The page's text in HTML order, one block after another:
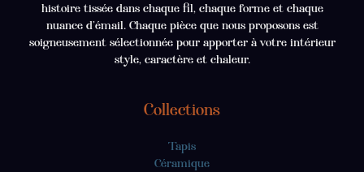
histoire tissée dans chaque fil, chaque forme et chaque
nuance d’émail. Chaque pièce que nous proposons est
soigneusement sélectionnée pour apporter à votre intérieur
style, caractère et chaleur.
Collections
Tapis
Céramique